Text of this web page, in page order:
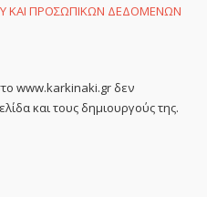
ΚΑΙ ΠΡΟΣΩΠΙΚΩΝ ΔΕΔΟΜΕΝΩΝ
www.karkinaki.gr δεν
και τους δημιουργούς της.